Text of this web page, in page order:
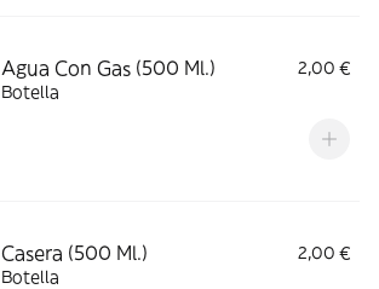
Agua Con Gas (500 Ml.)
2,00 €
Botella
Casera (500 Ml.)
2,00 €
Botella